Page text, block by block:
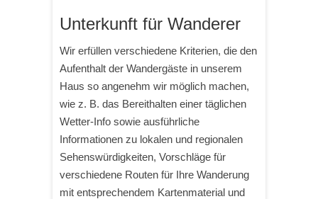
Unterkunft für Wanderer
Wir erfüllen verschiedene Kriterien, die den
Aufenthalt der Wandergäste in unserem
Haus so angenehm wir möglich machen,
wie z. B. das Bereithalten einer täglichen
Wetter-Info sowie ausführliche
Informationen zu lokalen und regionalen
Sehenswürdigkeiten, Vorschläge für
verschiedene Routen für Ihre Wanderung
mit entsprechendem Kartenmaterial und